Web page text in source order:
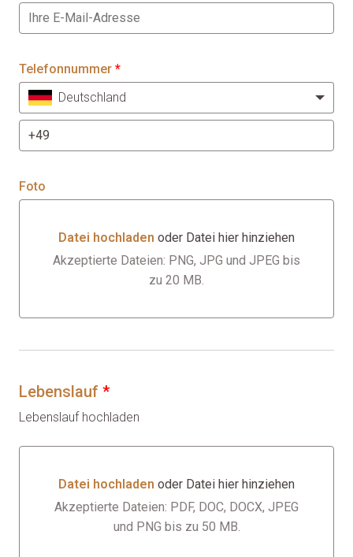
Telefonnummer *
Deutschland
Foto
Datei hochladen oder Datei hier hinziehen
Datei hochladen oder Datei hier hinziehen
Akzeptierte Dateien: PNG, JPG und JPEG bis
zu 20 MB.
Lebenslauf *
Lebenslauf hochladen
Datei hochladen oder Datei hier hinziehen
Datei hochladen oder Datei hier hinziehen
Akzeptierte Dateien: PDF, DOC, DOCX, JPEG
und PNG bis zu 50 MB.